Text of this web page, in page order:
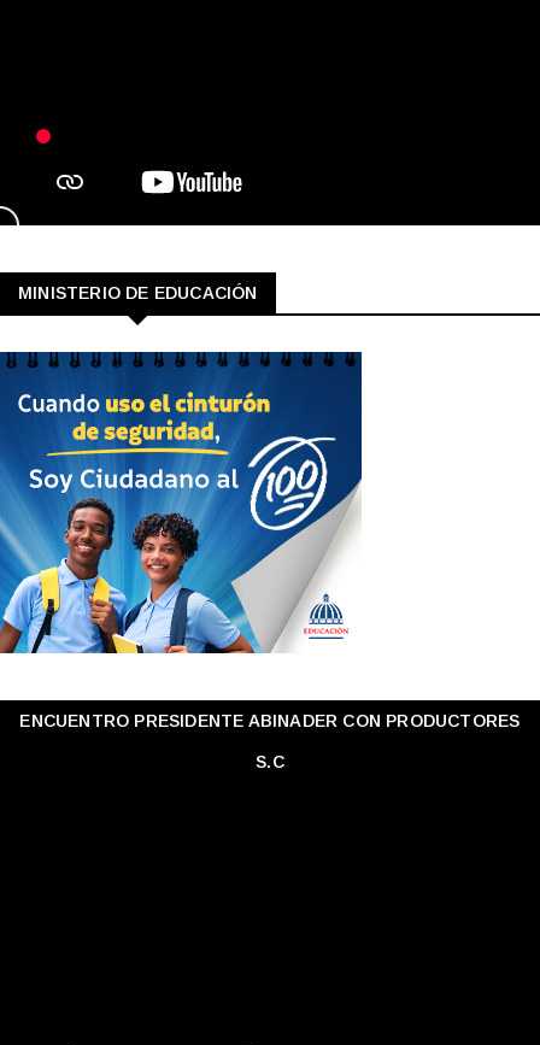
MINISTERIO DE EDUCACIÓN
ENCUENTRO PRESIDENTE ABINADER CON PRODUCTORES
S.C